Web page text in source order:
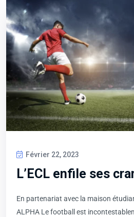
Février 22, 2023
L’ECL enfile ses
En partenariat avec la maison
ALPHA Le football est